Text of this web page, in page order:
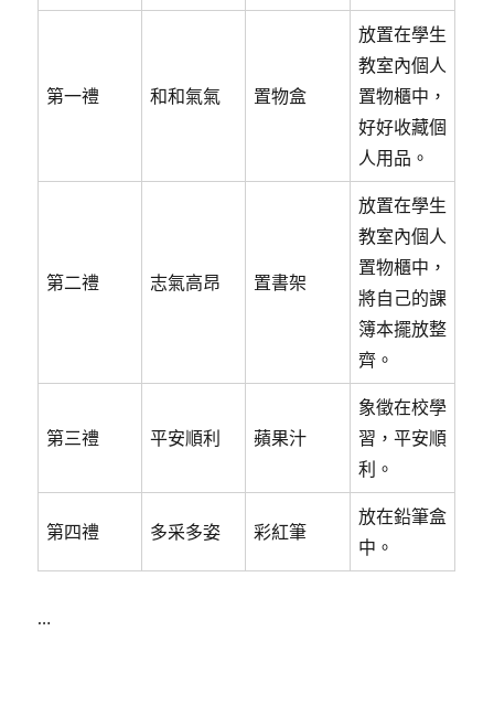
第一禮 和和氣氣 置物盒
放置在學生
教室內個人
置物櫃中，
好好收藏個
人用品。
第二禮 志氣高昂 置書架
放置在學生
教室內個人
置物櫃中，
將自己的課
簿本擺放整
齊。
第三禮 平安順利 蘋果汁
象徵在校學
習，平安順
利。
第四禮 多采多姿 彩紅筆
放在鉛筆盒
中。
…